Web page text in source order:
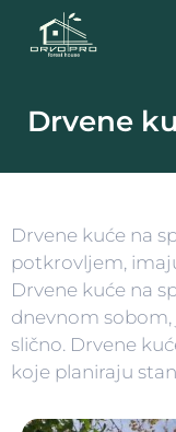
Drvene
Drvene kuće na
potkrovljem,
Drvene kuće na
dnevnom sobom,
slično. Drvene
koje planiraju